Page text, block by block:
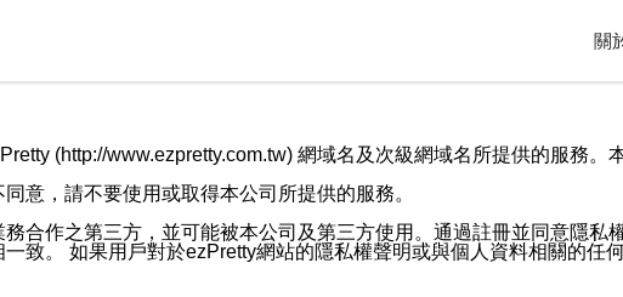
關
(http://www.ezpretty.com.tw) 網域名及次級網域名所提供的服務。
意，請不要使用或取得本公司所提供的服務。
合作之第三方，並可能被本公司及第三方使用。通過註冊並同意隱私
致。 如果用戶對於ezPretty網站的隱私權聲明或與個人資料相關的任